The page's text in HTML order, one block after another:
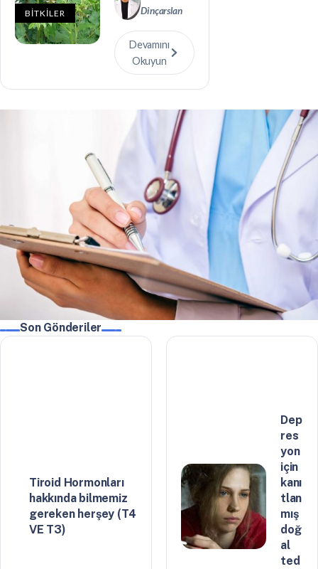
BİTKİLER
Dinçarslan
Devamını
Okuyun
Son Gönderiler
Tiroid Hormonları
hakkında bilmemiz
gereken herşey (T4
VE T3)
Dep
res
yon
için
kanı
tlan
mış
doğ
al
ted